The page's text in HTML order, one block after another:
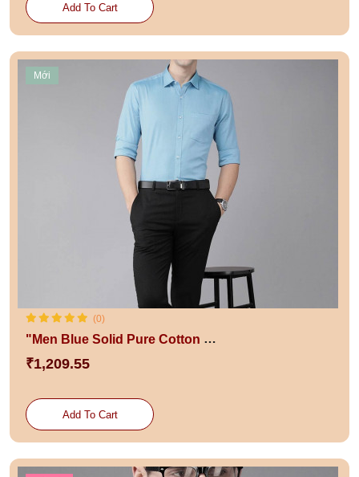
Add To Cart
Mới
(0)
"Men Blue Solid Pure Cotton Slim Fit Formal Shirt "
₹1,209.55
Add To Cart